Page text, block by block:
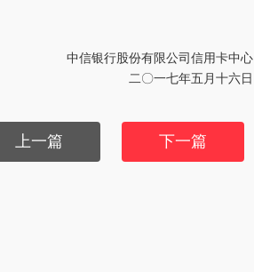
中信银行股份有限公司信用卡中心
二〇一七年五月十六日
下一篇
上一篇